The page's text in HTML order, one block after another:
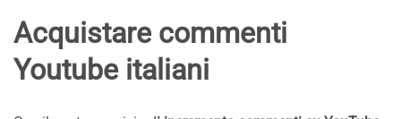
Acquistare commenti
Youtube italiani